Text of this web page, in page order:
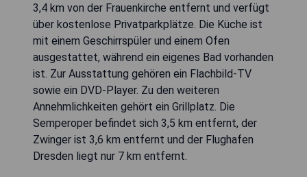
3,4 km von der Frauenkirche entfernt und verfügt
über kostenlose Privatparkplätze. Die Küche ist
mit einem Geschirrspüler und einem Ofen
ausgestattet, während ein eigenes Bad vorhanden
ist. Zur Ausstattung gehören ein Flachbild-TV
sowie ein DVD-Player. Zu den weiteren
Annehmlichkeiten gehört ein Grillplatz. Die
Semperoper befindet sich 3,5 km entfernt, der
Zwinger ist 3,6 km entfernt und der Flughafen
Dresden liegt nur 7 km entfernt.